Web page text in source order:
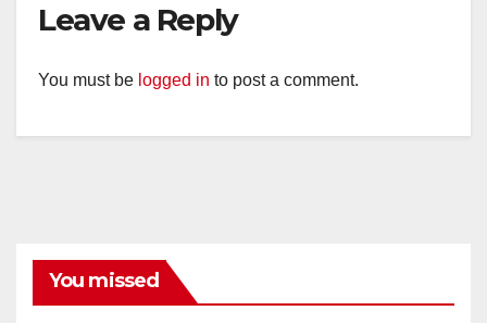
Leave a Reply
You must be logged in to post a comment.
You missed